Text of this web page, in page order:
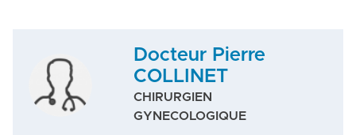
Docteur Pierre
COLLINET
CHIRURGIEN
GYNECOLOGIQUE